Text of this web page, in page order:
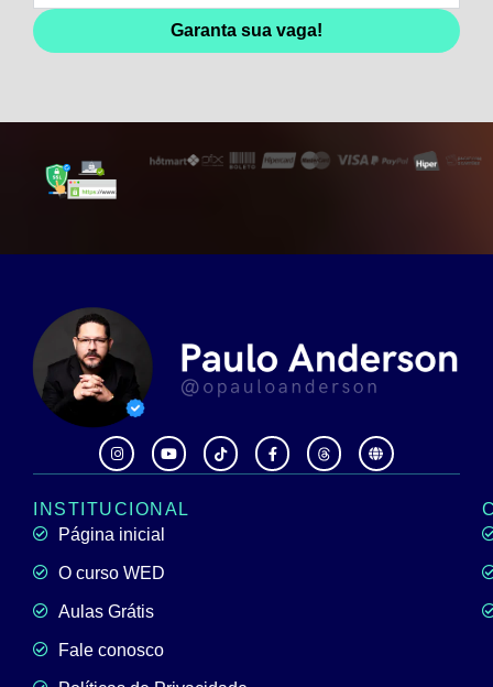
Garanta sua vaga!
INSTITUCIONAL
Página inicial
O curso WED
Aulas Grátis
Fale conosco